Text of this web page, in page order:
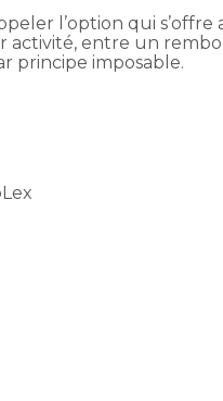
l’option qui s’offre
activité, entre un
principe imposable.